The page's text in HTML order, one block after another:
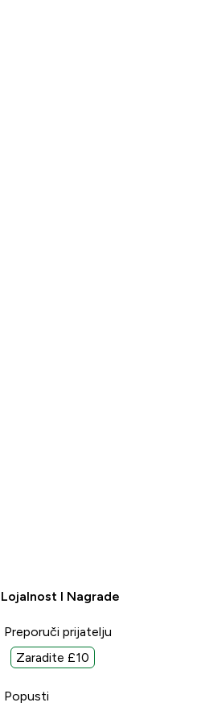
Lojalnost I Nagrade
Preporuči prijatelju
Zaradite £10
Popusti